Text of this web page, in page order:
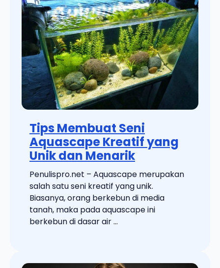
Tips Membuat Seni
Aquascape Kreatif yang
Unik dan Menarik
Penulispro.net – Aquascape merupakan
salah satu seni kreatif yang unik.
Biasanya, orang berkebun di media
tanah, maka pada aquascape ini
berkebun di dasar air ...